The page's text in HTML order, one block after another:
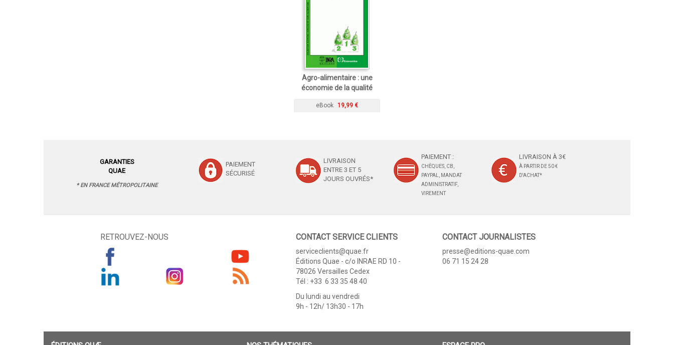
Agro-alimentaire : une
économie de la qualité
eBook 19,99 €
GARANTIES
QUAE
* EN FRANCE MÉTROPOLITAINE
PAIEMENT
SÉCURISÉ
LIVRAISON
ENTRE 3 ET 5
JOURS OUVRÉS*
PAIEMENT :
CHÈQUES, CB,
PAYPAL, MANDAT
ADMINISTRATIF,
VIREMENT
LIVRAISON À 3€
À PARTIR DE 50 €
D'ACHAT*
RETROUVEZ-NOUS CONTACT SERVICE CLIENTS
serviceclients@quae.fr
Éditions Quae - c/o INRAE RD 10 -
78026 Versailles Cedex
Tél : +33 6 33 35 48 40
Du lundi au vendredi
9h - 12h/ 13h30 - 17h
CONTACT JOURNALISTES
presse@editions-quae.com
06 71 15 24 28